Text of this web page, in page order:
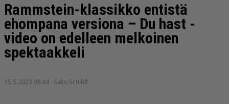
Rammstein-klassikko entistä
ehompana versiona – Du hast -
video on edelleen melkoinen
spektaakkeli
15.5.2023 08:44 Saku Schildt